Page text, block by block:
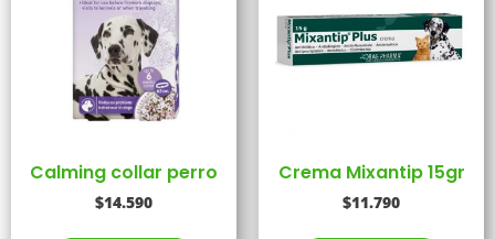
Calming collar perro
$14.590
Crema Mixantip 15gr
$11.790